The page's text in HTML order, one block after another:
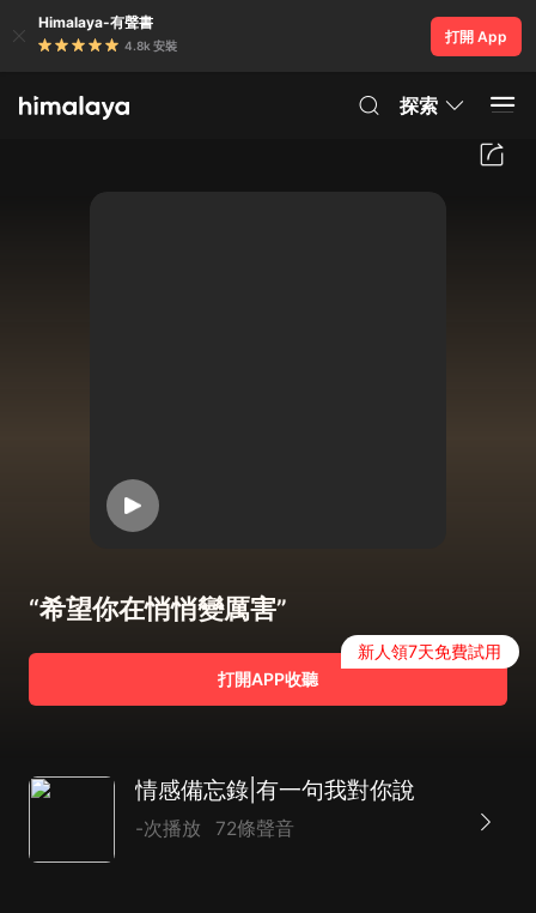
Himalaya-有聲書
4.8k 安裝
打開 App
探索
“希望你在悄悄變厲害”
打開APP收聽
新人領7天免費試用
情感備忘錄|有一句我對你說
-次播放 72條聲音